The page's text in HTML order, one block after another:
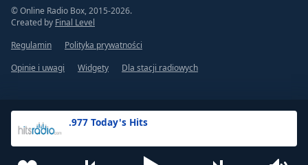
.977 Today's Hits
© Online Radio Box, 2015-2026.
Created by Final Level
Regulamin
Polityka prywatności
Opinie i uwagi
Widgety Dla stacji radiowych